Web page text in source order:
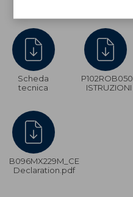
Scheda
tecnica
P102ROB050_
ISTRUZIONI
B096MX229M_CE
Declaration.pdf